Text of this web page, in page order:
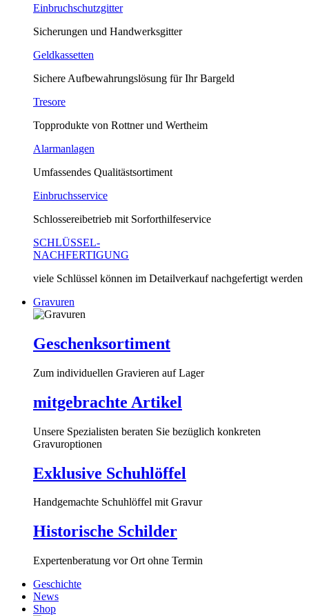
Einbruchschutzgitter
Sicherungen und Handwerksgitter
Geldkassetten
Sichere Aufbewahrungslösung für Ihr Bargeld
Tresore
Topprodukte von Rottner und Wertheim
Alarmanlagen
Umfassendes Qualitästsortiment
Einbruchsservice
Schlossereibetrieb mit Sorforthilfeservice
SCHLÜSSEL-
NACHFERTIGUNG
viele Schlüssel können im Detailverkauf nachgefertigt werden
Gravuren
Geschenksortiment
Zum individuellen Gravieren auf Lager
mitgebrachte Artikel
Unsere Spezialisten beraten Sie bezüglich konkreten
Gravuroptionen
Exklusive Schuhlöffel
Handgemachte Schuhlöffel mit Gravur
Historische Schilder
Expertenberatung vor Ort ohne Termin
Geschichte
News
Shop